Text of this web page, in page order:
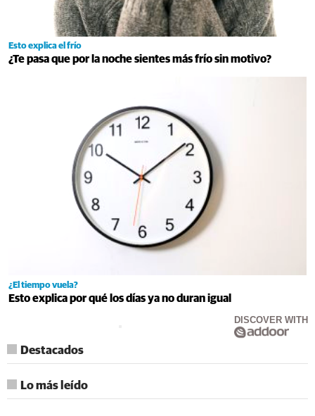
Esto explica el frío
¿Te pasa que por la noche sientes más frío sin motivo?
¿El tiempo vuela?
Esto explica por qué los días ya no duran igual
DISCOVER WITH
Destacados
Lo más leído